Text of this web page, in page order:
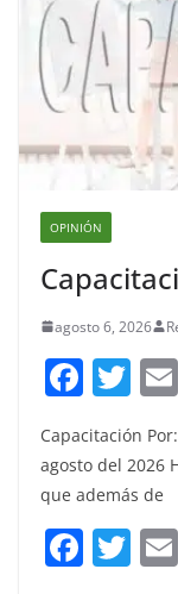
OPINIÓN
agosto 6, 2026
F
a
c
e
b
o
T
itt
er
Capacitación
agosto del 2026
que además de
F T